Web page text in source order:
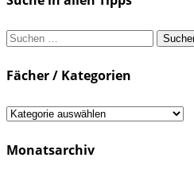
Suchen
Fächer / Kategorien
Fächer
Kategorien
Monatsarchiv